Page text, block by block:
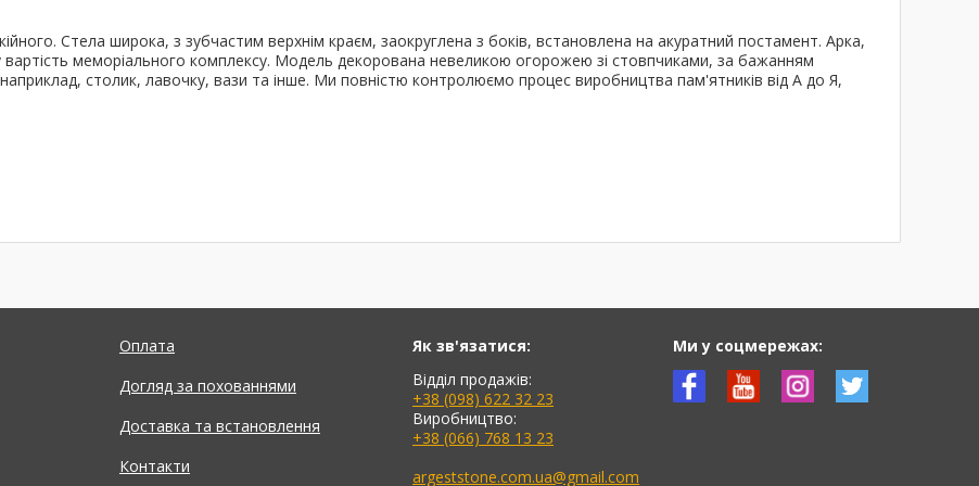
Стела широка, з зубчастим верхнім краєм, заокруглена з боків, встановлена ​​на акуратний постамент. Арка,
вартість меморіального комплексу. Модель декорована невеликою огорожею зі стовпчиками, за бажанням
столик, лавочку, вази та інше. Ми повністю контролюємо процес виробництва пам'ятників від А до Я,
Оплата
Догляд за похованнями
Доставка та встановлення
Контакти
Як зв'язатися:
Відділ продажів:
+38 (098) 622 32 23
Виробництво:
+38 (066) 768 13 23
argeststone.com.ua@gmail.com
Ми у соцмережах: